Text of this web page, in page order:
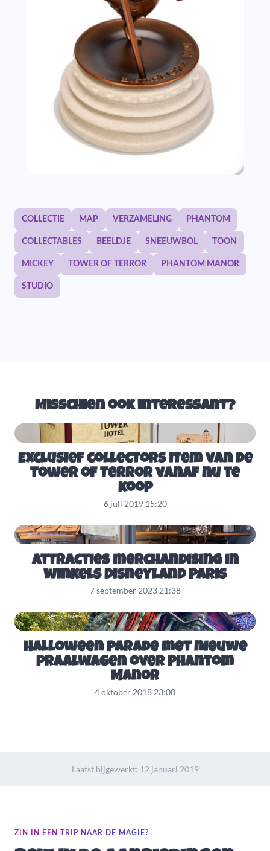
COLLECTIE MAP VERZAMELING PHANTOM
COLLECTABLES BEELDJE SNEEUWBOL TOON
MICKEY TOWER OF TERROR PHANTOM MANOR
STUDIO
Misschien ook interessant?
Exclusief collectors item van de
Tower of Terror vanaf nu te
koop
6 juli 2019 15:20
Attracties merchandising in
winkels Disneyland Paris
7 september 2023 21:38
Halloween parade met nieuwe
praalwagen over Phantom
Manor
4 oktober 2018 23:00
Laatst bijgewerkt: 12 januari 2019
ZIN IN EEN TRIP NAAR DE MAGIE?